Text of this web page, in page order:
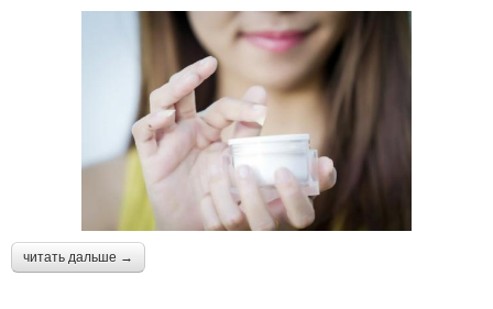
читать дальше →